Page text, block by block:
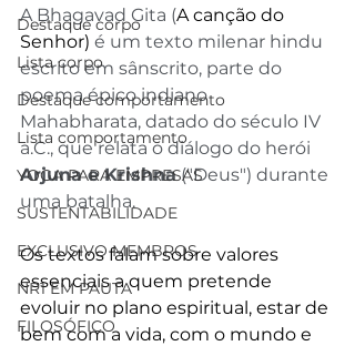
Destaque corpo
Lista corpo
Destaque comportamento
Lista comportamento
YOGA PARA EMPRESAS
SUSTENTABILIDADE
EXCLUSIVO MEMBROS
NR1 EM PAUTA
FILOSÓFICO
A Bhagavad Gita (A canção do
Senhor) é um texto milenar hindu
escrito em sânscrito, parte do
poema épico indiano
Mahabharata, datado do século IV
a.C., que relata o diálogo do herói
Arjuna e Krishna ("Deus") durante
uma batalha.
Os textos falam sobre valores
essenciais a quem pretende
evoluir no plano espiritual, estar de
bem com a vida, com o mundo e